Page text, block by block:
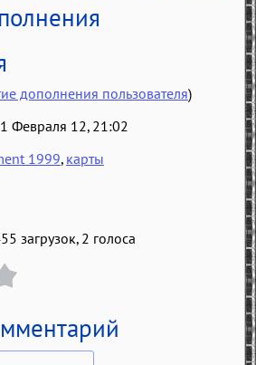
дополнения пользователя)
Февраля 12, 21:02
1999, карты
загрузок, 2 голоса